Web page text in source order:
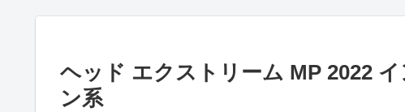
ヘッド エクストリーム MP 2022
ン系